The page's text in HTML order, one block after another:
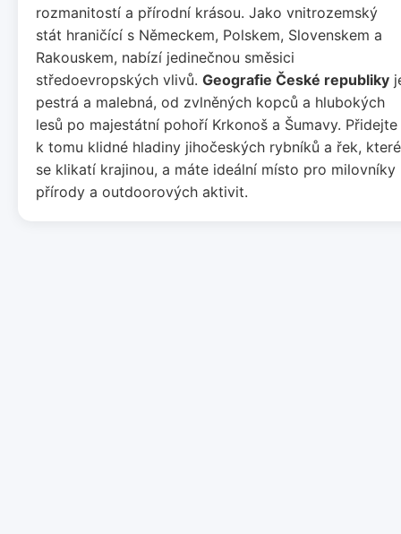
rozmanitostí a přírodní krásou. Jako vnitrozemský
stát hraničící s Německem, Polskem, Slovenskem a
Rakouskem, nabízí jedinečnou směsici
středoevropských vlivů. Geografie České republiky
pestrá a malebná, od zvlněných kopců a hlubokých
lesů po majestátní pohoří Krkonoš a Šumavy. Přidejte
k tomu klidné hladiny jihočeských rybníků a řek, které
se klikatí krajinou, a máte ideální místo pro milovníky
přírody a outdoorových aktivit.